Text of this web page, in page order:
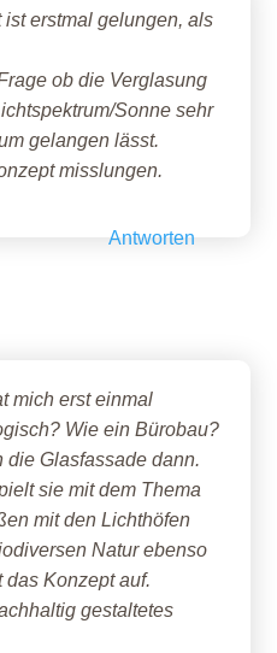
erstmal gelungen, als
ob die Verglasung
Sonne sehr
gelangen lässt.
misslungen.
Antworten
mich erst einmal
Wie ein Bürobau?
die Glasfassade dann.
sie mit dem Thema
mit den Lichthöfen
Natur ebenso
das Konzept auf.
gestaltetes